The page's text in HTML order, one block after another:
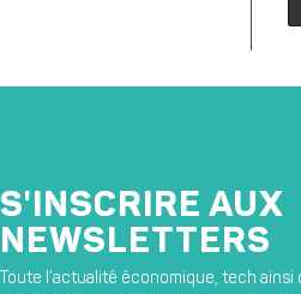
S'INSCRIRE AUX
NEWSLETTERS
Toute l’actualité économique, tech